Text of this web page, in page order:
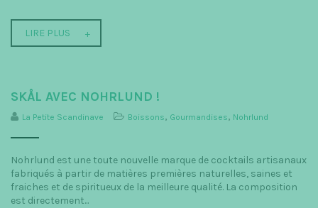
LIRE PLUS
SKÅL AVEC NOHRLUND !
La Petite Scandinave Boissons, Gourmandises, Nohrlund
Nohrlund est une toute nouvelle marque de cocktails artisanaux
fabriqués à partir de matières premières naturelles, saines et
fraiches et de spiritueux de la meilleure qualité. La composition
est directement...